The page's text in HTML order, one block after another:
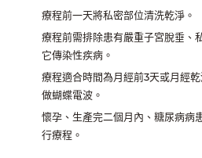
療程前一天將私密部位清洗乾淨。
療程前需排除患有嚴重子宮脫垂、
它傳染性疾病。
療程適合時間為月經前3天或月經
做蝴蝶電波。
懷孕、生產完二個月內、糖尿病病
行療程。